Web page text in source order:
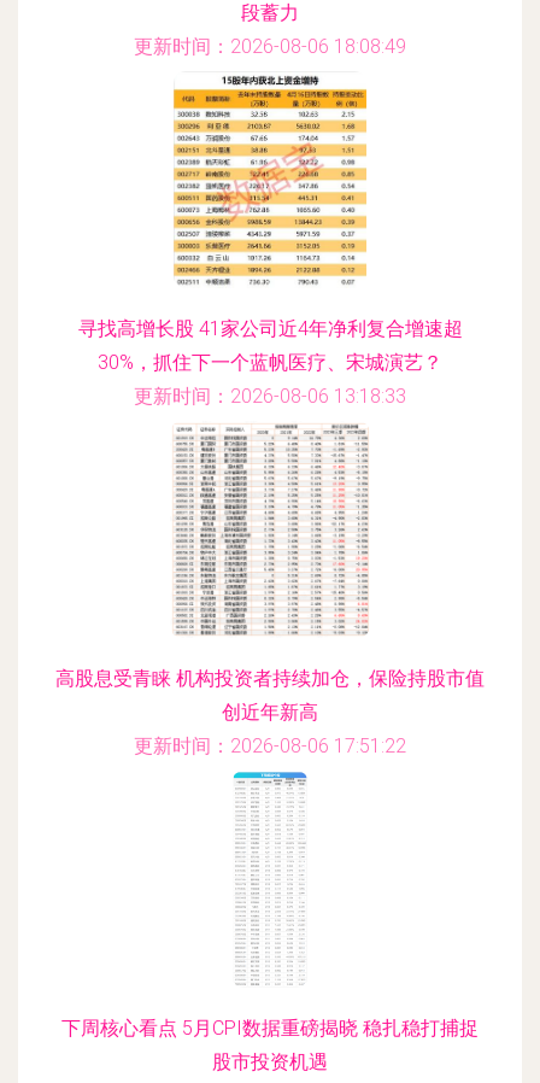
段蓄力
更新时间：2026-08-06 18:08:49
寻找高增长股 41家公司近4年净利复合增速超
30%，抓住下一个蓝帆医疗、宋城演艺？
更新时间：2026-08-06 13:18:33
高股息受青睐 机构投资者持续加仓，保险持股市值
创近年新高
更新时间：2026-08-06 17:51:22
下周核心看点 5月CPI数据重磅揭晓 稳扎稳打捕捉
股市投资机遇